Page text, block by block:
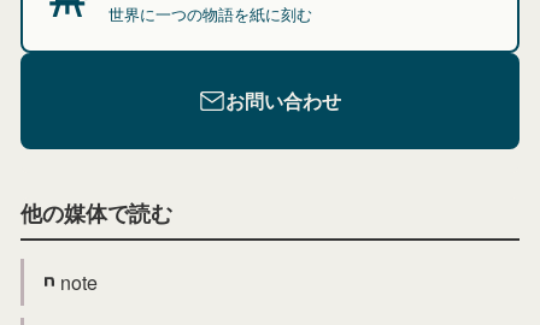
世界に一つの物語を紙に刻む
お問い合わせ
他の媒体で読む
note